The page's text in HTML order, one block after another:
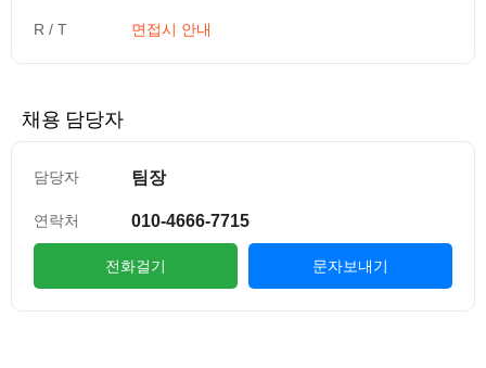
R / T 면접시 안내
채용 담당자
담당자 팀장
연락처 010-4666-7715
전화걸기 문자보내기